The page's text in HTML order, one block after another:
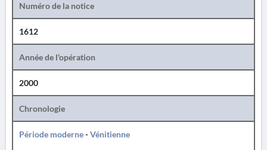
Numéro de la notice
1612
Année de l'opération
2000
Chronologie
Période moderne-Vénitienne